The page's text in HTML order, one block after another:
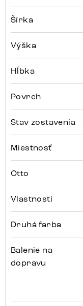
Šírka
Výška
Hĺbka
Povrch
Stav zostavenia
Miestnosť
Otto
Vlastnosti
Druhá farba
Balenie na
dopravu